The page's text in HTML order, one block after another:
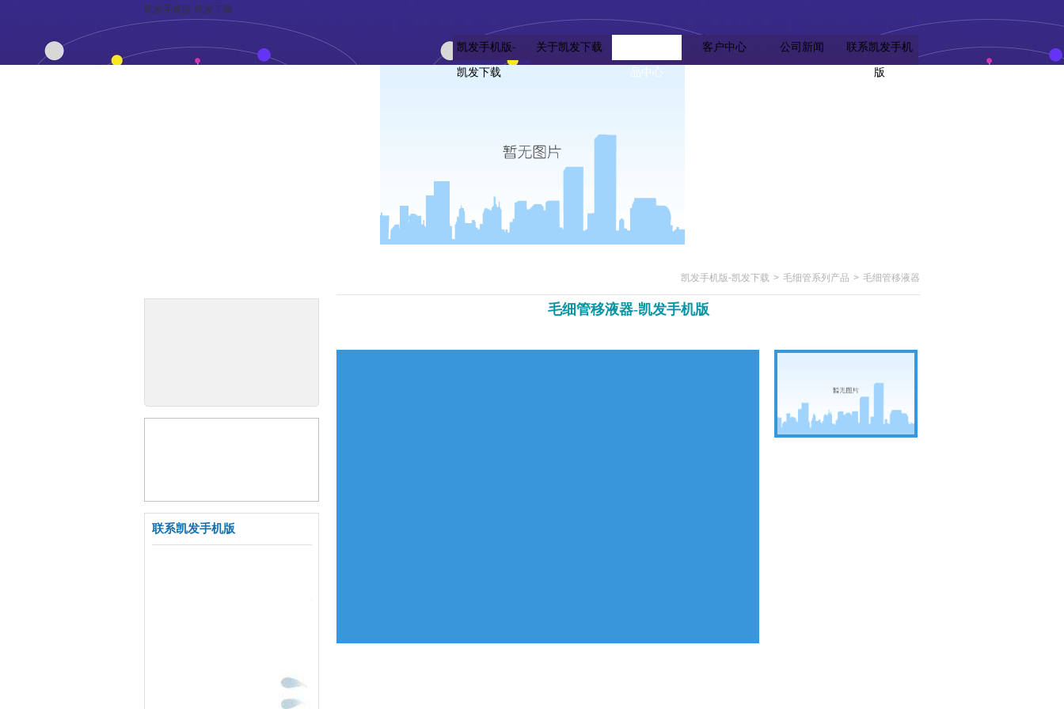
凯发手机版-凯发下载
凯发手机版-
凯发下载
关于凯发下载
品中心
客户中心 公司新闻 联系凯发手机
版
联系凯发手机版
凯发手机版-凯发下载 > 毛细管系列产品 > 毛细管移液器
毛细管移液器-凯发手机版